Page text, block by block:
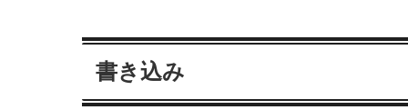
書き込み